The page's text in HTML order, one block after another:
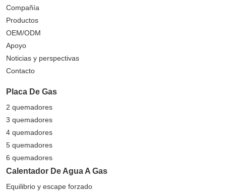
Compañía
Productos
OEM/ODM
Apoyo
Noticias y perspectivas
Contacto
Placa De Gas
2 quemadores
3 quemadores
4 quemadores
5 quemadores
6 quemadores
Calentador De Agua A Gas
Equilibrio y escape forzado